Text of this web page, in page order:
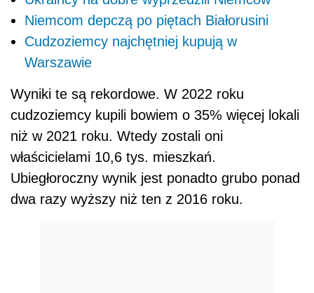
Niemcom depczą po piętach Białorusini
Cudzoziemcy najchętniej kupują w
Warszawie
Wyniki te są rekordowe. W 2022 roku
cudzoziemcy kupili bowiem o 35% więcej lokali
niż w 2021 roku. Wtedy zostali oni
właścicielami 10,6 tys. mieszkań.
Ubiegłoroczny wynik jest ponadto grubo ponad
dwa razy wyższy niż ten z 2016 roku.